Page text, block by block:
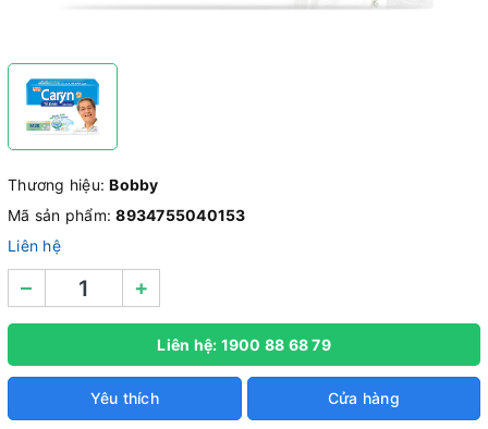
Thương hiệu:Bobby
Mã sản phẩm:8934755040153
Liên hệ
– +
Liên hệ: 1900 88 68 79
Yêu thích Cửa hàng